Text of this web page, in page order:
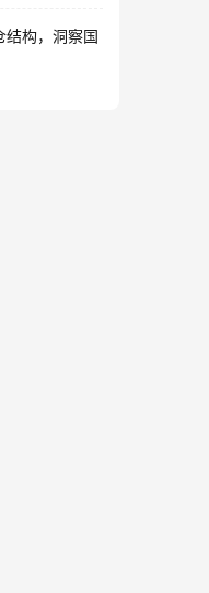
结构，洞察国